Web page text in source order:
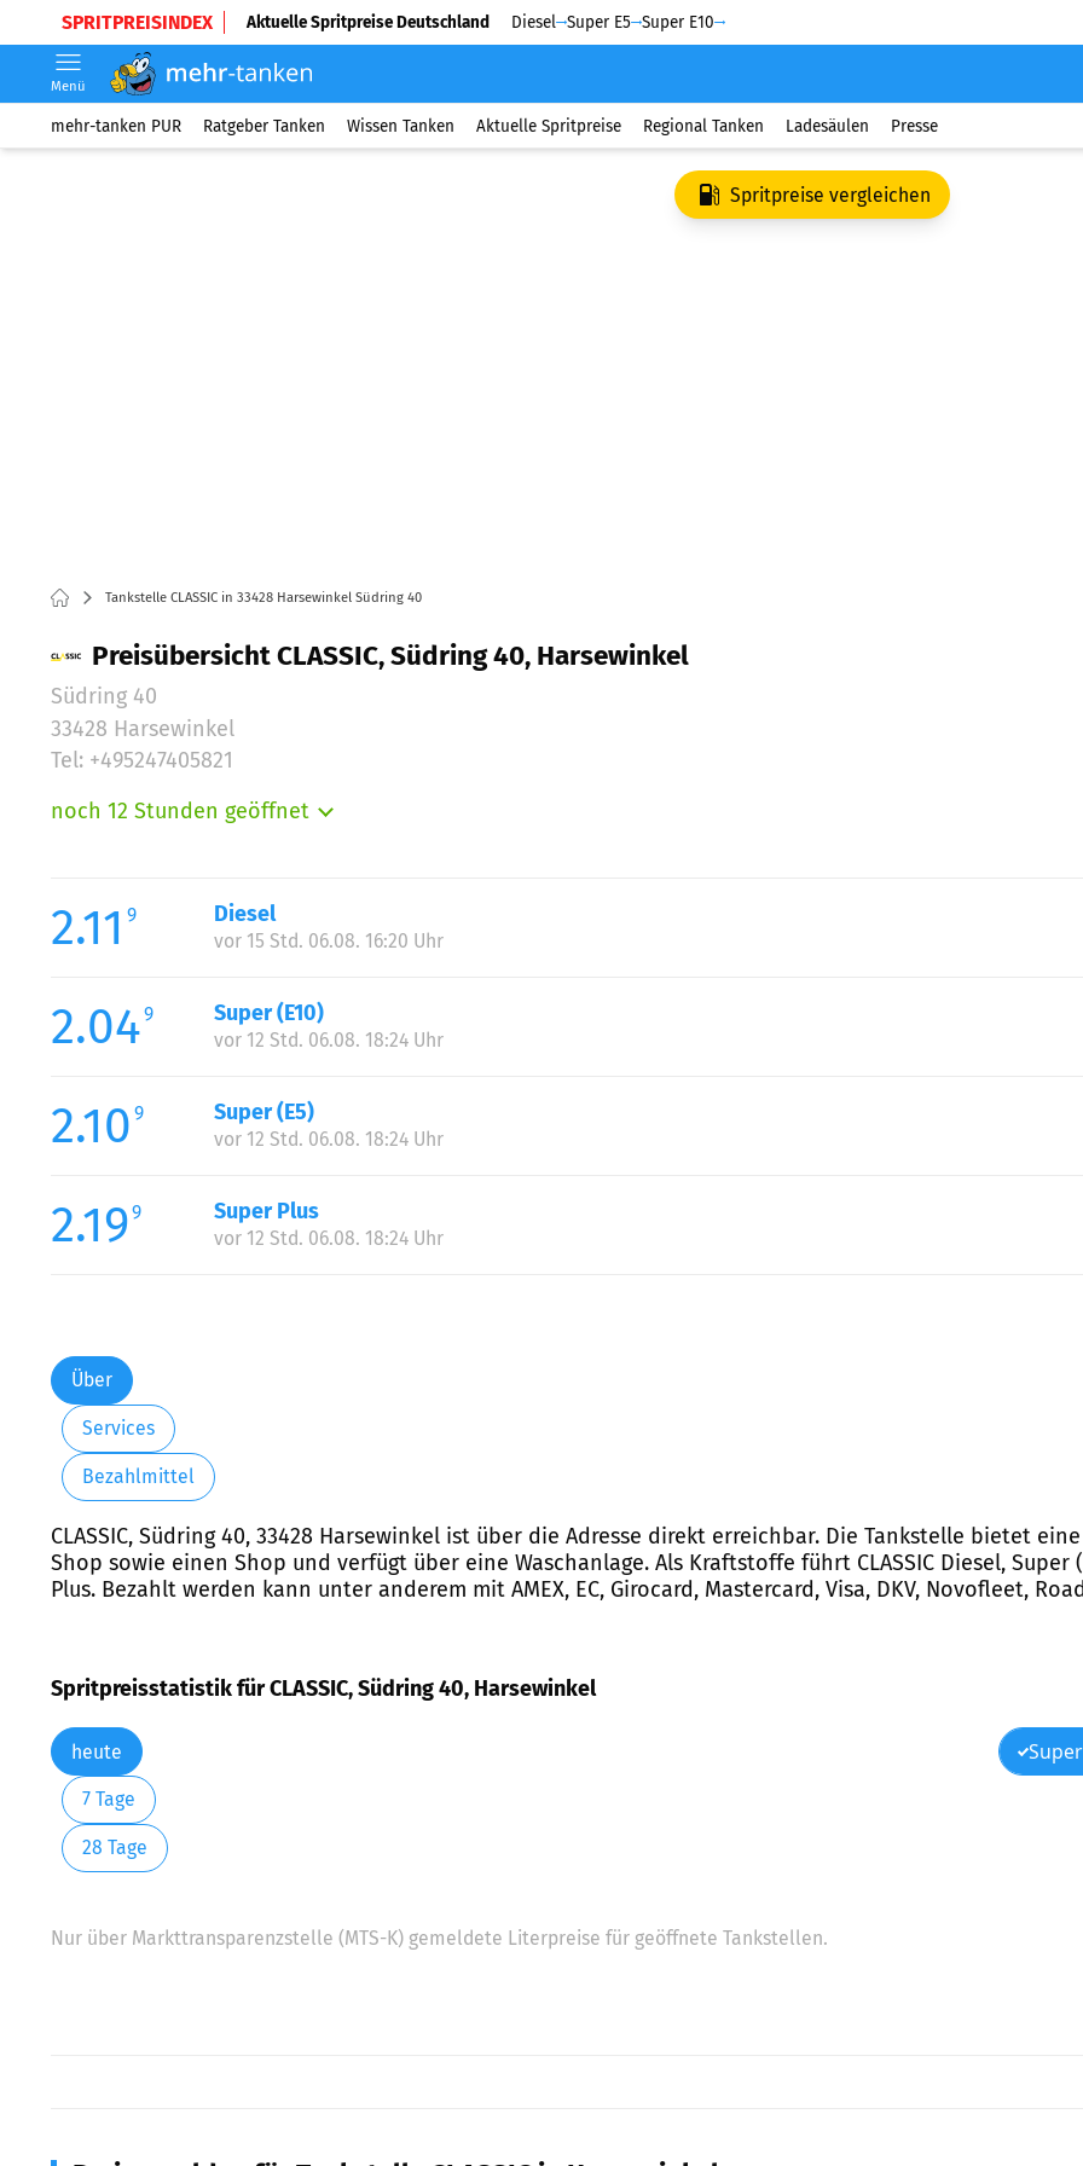
SPRITPREISINDEX Aktuelle Spritpreise Deutschland Diesel Super E5 Super E10
Menü
mehr-tanken PUR Ratgeber Tanken Wissen Tanken Aktuelle Spritpreise Regional Tanken Ladesäulen Presse
Spritpreise vergleichen
Tankstelle CLASSIC in 33428 Harsewinkel Südring 40
Preisübersicht CLASSIC, Südring 40, Harsewinkel
Südring 40
33428 Harsewinkel
Tel: +495247405821
noch 12 Stunden geöffnet
Mittwoch:
Donnerstag:
Samstag:
Sonntag:
2.11 9 Diesel
vor 15 Std. 06.08. 16:20 Uhr
2.049 Super (E10)
vor 12 Std. 06.08. 18:24 Uhr
2.10 9 Super (E5)
vor 12 Std. 06.08. 18:24 Uhr
2.199 Super Plus
vor 12 Std. 06.08. 18:24 Uhr
Über
Services
Bezahlmittel
CLASSIC, Südring 40, 33428 Harsewinkel ist über die Adresse direkt erreichbar. Die Tankstelle bietet
Shop sowie einen Shop und verfügt über eine Waschanlage. Als Kraftstoffe führt CLASSIC Diesel, Super
Plus. Bezahlt werden kann unter anderem mit AMEX, EC, Girocard, Mastercard, Visa, DKV, Novofleet,
Spritpreisstatistik für CLASSIC, Südring 40, Harsewinkel
heute
7 Tage
28 Tage
Nur über Markttransparenzstelle (MTS-K) gemeldete Literpreise für geöffnete Tankstellen.